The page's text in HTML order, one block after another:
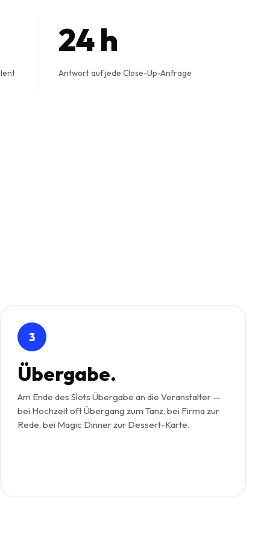
24 h
Antwort auf jede Close-Up-Anfrage
3
Übergabe.
Am Ende des Slots Übergabe an die Veranstalter —
bei Hochzeit oft Übergang zum Tanz, bei Firma zur
Rede, bei Magic Dinner zur Dessert-Karte.